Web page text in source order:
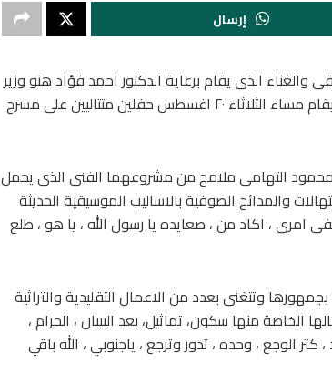
إرسال
الدولى للموسيقى والغناء الذى يقام برعاية الدكتور احمد فؤاد هنو وزير
الثقافة و تنظمه دار الاوبرا المصرية برئاسة الدكتورة لمياء زايد يقام مساء الثلاثاء ٢٠ اغسطس حفلين متتاليين على مسرح
التهامى ملامح من مشروعهما الفنى الذى يحمل
والمدائح الصوفية بالاساليب الموسيقية الحديثة
امرى ، اكاد من ، صعايده يا رسول الله ، يا هو ، طلع
وتتغنى بعدد من الاعمال التقليدية والتراثية
منها سكون، تماثيل، بعد البيبان ، الحرام ،
كتر الوجع ، وحده ، تدور وترجع ، ياجنوبي ، الله باقي